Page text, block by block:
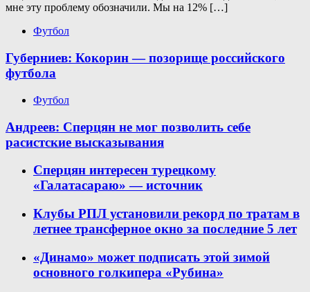
мне эту проблему обозначили. Мы на 12% […]
Футбол
Губерниев: Кокорин — позорище российского
футбола
Футбол
Андреев: Сперцян не мог позволить себе
расистские высказывания
Сперцян интересен турецкому
«Галатасараю» — источник
Клубы РПЛ установили рекорд по тратам в
летнее трансферное окно за последние 5 лет
«Динамо» может подписать этой зимой
основного голкипера «Рубина»